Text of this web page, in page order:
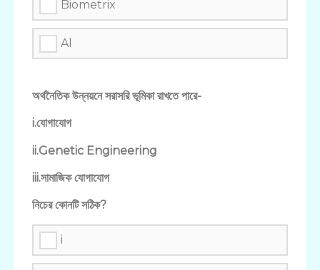
Biometrix
Al
অর্থনৈতিক উন্নয়নে সরাসরি ভূমিকা রাখতে পারে-
i.যোগাযোগ
ii.Genetic Engineering
iii.সামাজিক যোগাযোগ
নিচের কোনটি সঠিক?
i